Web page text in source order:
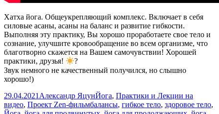
Хатха йога. Общеукрепляющий комплекс. Включает в себя
силовые асаны, асаны на баланс и развитие гибкости.
Выполняя эту практику, Вы хорошо проработаете свое тело и
сознание, улучшите кровообращение во всем организме, что
благотворно скажется на Вашем самочувствии! Хорошей
практики, друзья!
?
Звук немного не качественный получился, но слышно
хорошо!)
Опубликовано
29.04.2021 Автор
Александр ЯцунРубрики
Йога, Практики и Лекции на
видео, Проект Zen-фильмМетки
балансы, гибкое тело, здоровое тело,